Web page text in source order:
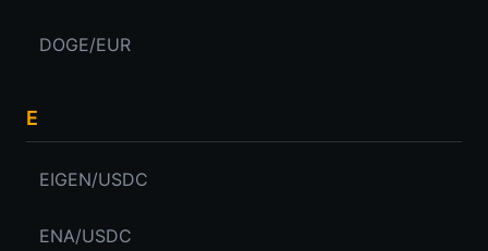
DOGE/EUR
E
EIGEN/USDC
ENA/USDC